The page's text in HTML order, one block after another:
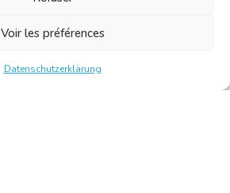
Voir les préférences
Datenschutzerklärung